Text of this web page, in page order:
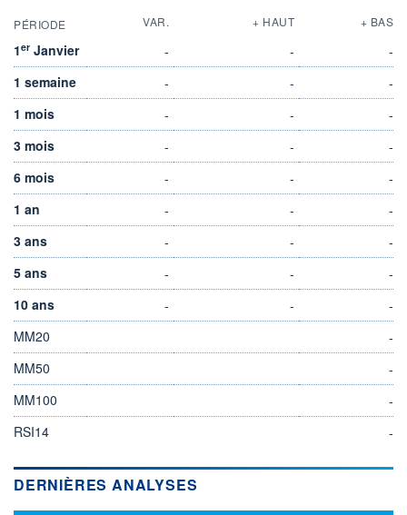
PÉRIODE VAR. + HAUT + BAS
1er Janvier - -
-
1 semaine
- -
-
1 mois
- -
-
3 mois
- -
-
6 mois
- -
-
1 an
- -
-
3 ans
- -
-
5 ans
- -
-
10 ans
- -
-
MM20
-
MM50
-
MM100
-
RSI14
-
DERNIÈRES ANALYSES